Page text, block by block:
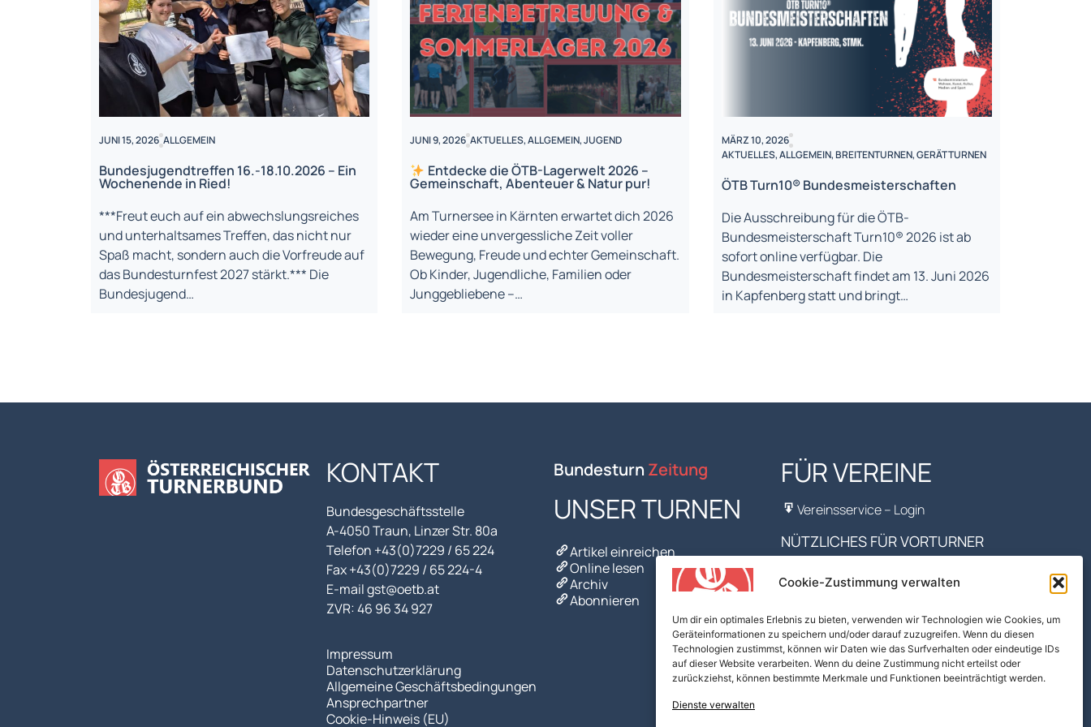
Cookie-Zustimmung verwalten
Um dir ein optimales Erlebnis zu bieten, verwenden wir Technologien wie Cookies, um
Geräteinformationen zu speichern und/oder darauf zuzugreifen. Wenn du diesen
Technologien zustimmst, können wir Daten wie das Surfverhalten oder eindeutige IDs
auf dieser Website verarbeiten. Wenn du deine Zustimmung nicht erteilst oder
zurückziehst, können bestimmte Merkmale und Funktionen beeinträchtigt werden.
Dienste verwalten
JUNI 15, 2026 ALLGEMEIN
Bundesjugendtreffen 16.-18.10.2026 – Ein
Wochenende in Ried!
***Freut euch auf ein abwechslungsreiches
und unterhaltsames Treffen, das nicht nur
Spaß macht, sondern auch die Vorfreude auf
das Bundesturnfest 2027 stärkt.*** Die
Bundesjugend…
JUNI 9, 2026 AKTUELLES,ALLGEMEIN,JUGEND
Entdecke die ÖTB-Lagerwelt 2026 –
Gemeinschaft, Abenteuer & Natur pur!
Am Turnersee in Kärnten erwartet dich 2026
wieder eine unvergessliche Zeit voller
Bewegung, Freude und echter Gemeinschaft.
Ob Kinder, Jugendliche, Familien oder
Junggebliebene –…
MÄRZ 10, 2026
AKTUELLES,ALLGEMEIN,BREITENTURNEN,GERÄTTURNEN
ÖTB Turn10® Bundesmeisterschaften
Die Ausschreibung für die ÖTB-
Bundesmeisterschaft Turn10® 2026 ist ab
sofort online verfügbar. Die
Bundesmeisterschaft findet am 13. Juni 2026
in Kapfenberg statt und bringt…
KONTAKT
Bundesgeschäftsstelle
A-4050 Traun, Linzer Str. 80a
Telefon +43(0)7229 / 65 224
Fax +43(0)7229 / 65 224-4
E-mail gst@oetb.at
ZVR: 46 96 34 927
Impressum
Datenschutzerklärung
Allgemeine Geschäftsbedingungen
Ansprechpartner
Cookie-Hinweis (EU)
Bundesturn Zeitung
UNSER TURNEN
Artikel einreichen
Online lesen
Archiv
Abonnieren
FÜR VEREINE
Vereinsservice – Login
NÜTZLICHES FÜR VORTURNER
ÖFT – FV Turnen
Turn10
Turnmaterial
Kostenfreie Musik
Mobilesport
GymCoaching